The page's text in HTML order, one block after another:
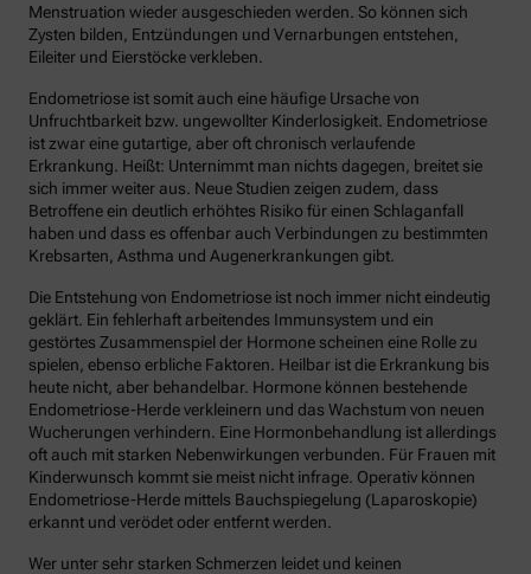
Menstruation wieder ausgeschieden werden. So können sich
Zysten bilden, Entzündungen und Vernarbungen entstehen,
Eileiter und Eierstöcke verkleben.
Endometriose ist somit auch eine häufige Ursache von
Unfruchtbarkeit bzw. ungewollter Kinderlosigkeit. Endometriose
ist zwar eine gutartige, aber oft chronisch verlaufende
Erkrankung. Heißt: Unternimmt man nichts dagegen, breitet sie
sich immer weiter aus. Neue Studien zeigen zudem, dass
Betroffene ein deutlich erhöhtes Risiko für einen Schlaganfall
haben und dass es offenbar auch Verbindungen zu bestimmten
Krebsarten, Asthma und Augenerkrankungen gibt.
Die Entstehung von Endometriose ist noch immer nicht eindeutig
geklärt. Ein fehlerhaft arbeitendes Immunsystem und ein
gestörtes Zusammenspiel der Hormone scheinen eine Rolle zu
spielen, ebenso erbliche Faktoren. Heilbar ist die Erkrankung bis
heute nicht, aber behandelbar. Hormone können bestehende
Endometriose-Herde verkleinern und das Wachstum von neuen
Wucherungen verhindern. Eine Hormonbehandlung ist allerdings
oft auch mit starken Nebenwirkungen verbunden. Für Frauen mit
Kinderwunsch kommt sie meist nicht infrage. Operativ können
Endometriose-Herde mittels Bauchspiegelung (Laparoskopie)
erkannt und verödet oder entfernt werden.
Wer unter sehr starken Schmerzen leidet und keinen